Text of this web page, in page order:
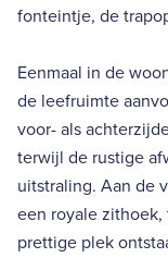
fonteintje, de
Eenmaal in de
de leefruimte
voor- als
terwijl de rustige
uitstraling. Aan de
een royale
prettige plek